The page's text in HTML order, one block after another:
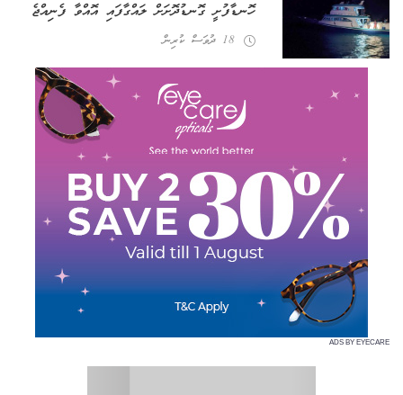
ހޮނޑާފުށީ ގޮނޑުދޮށަށް ލައްގާފައި އޮއްވާ ފެނިއްޖެ
18 ދުވަސް ކުރިން
ADS BY EYECARE